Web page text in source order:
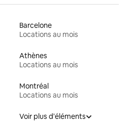
Barcelone
Locations au mois
Athènes
Locations au mois
Montréal
Locations au mois
Voir plus d'éléments